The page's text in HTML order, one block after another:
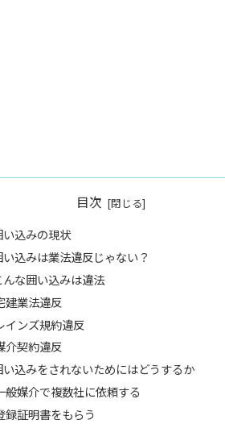
目次
込みの現状
込みは業法違反じゃない？
な囲い込みは違法
建業法違反
インズ規約違反
介契約違反
込みをされないためにはどうするか
般媒介で複数社に依頼する
録証明書をもらう